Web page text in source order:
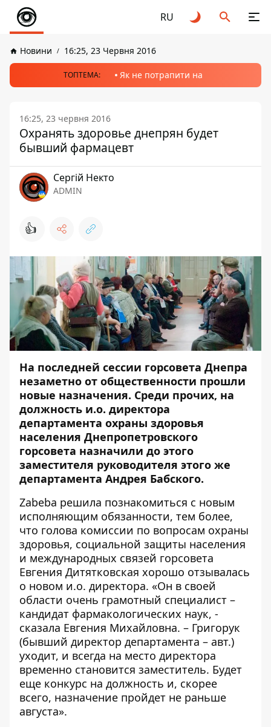
RU
Новини 16:25, 23 Червня 2016
ТОПТЕМА: Як не потрапити на
16:25, 23 червня 2016
Охранять здоровье днепрян будет
бывший фармацевт
Сергій Некто
ADMIN
👍
На последней сессии горсовета Днепра
незаметно от общественности прошли
новые назначения. Среди прочих, на
должность и.о. директора
департамента охраны здоровья
населения Днепропетровского
горсовета назначили до этого
заместителя руководителя этого же
департамента Андрея Бабского.
Zabeba решила познакомиться с новым
исполняющим обязанности, тем более,
что голова комиссии по вопросам охраны
здоровья, социальной защиты населения
и международных связей горсовета
Евгения Дитятковская хорошо отзывалась
о новом и.о. директора. «Он в своей
области очень грамотный специалист –
кандидат фармакологических наук, -
сказала Евгения Михайловна. – Григорук
(бывший директор департамента – авт.)
уходит, и всегда на место директора
временно становится заместитель. Будет
еще конкурс на должность и, скорее
всего, назначение пройдет не раньше
августа».